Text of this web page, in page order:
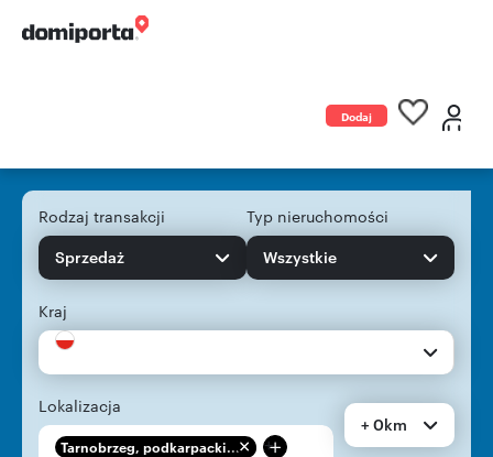
Dodaj
Rodzaj transakcji
Sprzedaż
Typ nieruchomości
Wszystkie
Kraj
Lokalizacja
Tarnobrzeg, podkarpacki... +
+ 0km